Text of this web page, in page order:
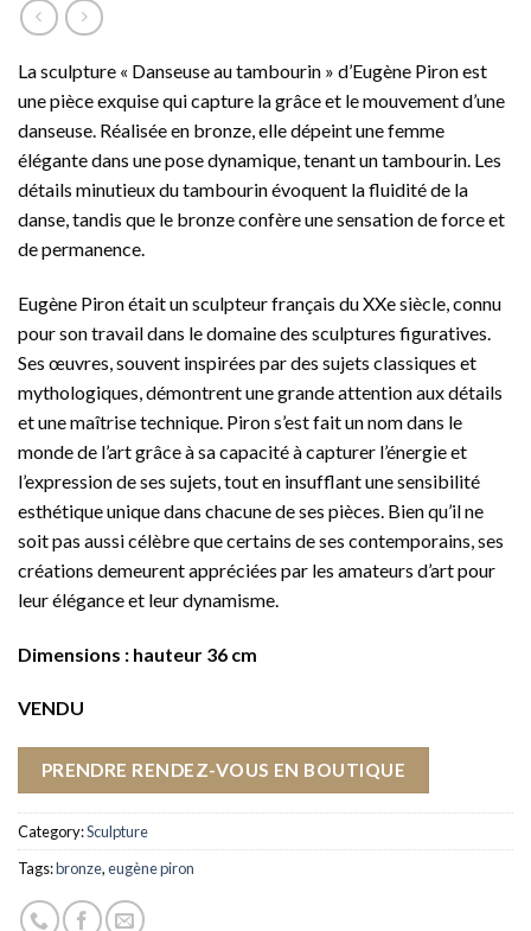
La sculpture « Danseuse au tambourin » d’Eugène Piron est
une pièce exquise qui capture la grâce et le mouvement d’une
danseuse. Réalisée en bronze, elle dépeint une femme
élégante dans une pose dynamique, tenant un tambourin. Les
détails minutieux du tambourin évoquent la fluidité de la
danse, tandis que le bronze confère une sensation de force et
de permanence.
Eugène Piron était un sculpteur français du XXe siècle, connu
pour son travail dans le domaine des sculptures figuratives.
Ses œuvres, souvent inspirées par des sujets classiques et
mythologiques, démontrent une grande attention aux détails
et une maîtrise technique. Piron s’est fait un nom dans le
monde de l’art grâce à sa capacité à capturer l’énergie et
l’expression de ses sujets, tout en insufflant une sensibilité
esthétique unique dans chacune de ses pièces. Bien qu’il ne
soit pas aussi célèbre que certains de ses contemporains, ses
créations demeurent appréciées par les amateurs d’art pour
leur élégance et leur dynamisme.
Dimensions : hauteur 36 cm
VENDU
PRENDRE RENDEZ-VOUS EN BOUTIQUE
Category:Sculpture
Tags:bronze,eugène piron